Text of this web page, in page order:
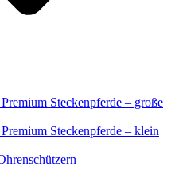
Steckenpferde – große
Steckenpferde – klein